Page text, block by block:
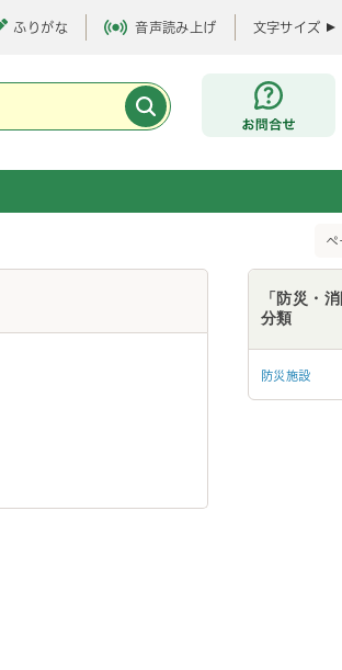
ふりがな 音声読み上げ 文字サイズ
お問合せ
ペ
「防災・
分類
防災施設